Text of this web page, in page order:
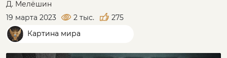
Д. Мелёшин
19 марта 2023
2 тыс.
275
Картина мира